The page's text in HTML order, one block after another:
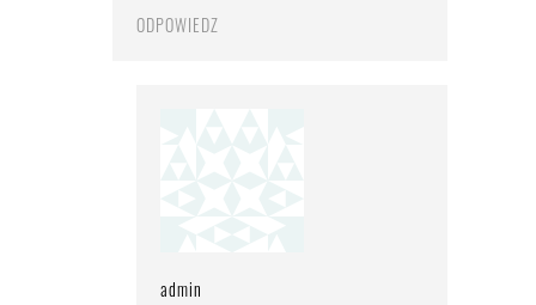
ODPOWIEDZ
admin